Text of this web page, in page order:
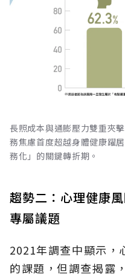
長照成本與通膨壓力雙重夾
務焦慮首度超越身體健康躍
務化」的關鍵轉折期。
趨勢二：心理健康
專屬議題
2021年調查中顯示，
的課題，但調查揭露